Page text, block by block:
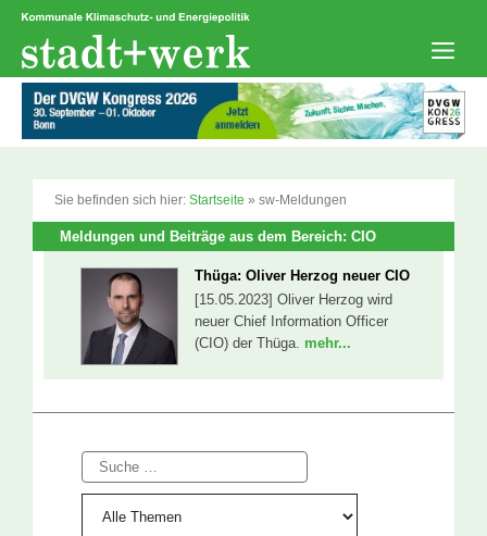
Zum
springen
Sie befinden sich hier: Startseite » sw-Meldungen
Meldungen und Beiträge aus dem Bereich: CIO
Thüga: Oliver Herzog neuer CIO
[15.05.2023] Oliver Herzog wird
neuer Chief Information Officer
(CIO) der Thüga. mehr...
Suche